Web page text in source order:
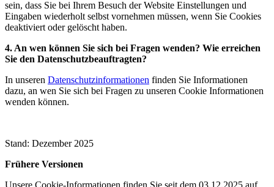
sein, dass Sie bei Ihrem Besuch der Website Einstellungen und
Eingaben wiederholt selbst vornehmen müssen, wenn Sie Cookies
deaktiviert oder gelöscht haben.
4. An wen können Sie sich bei Fragen wenden? Wie erreichen
Sie den Datenschutzbeauftragten?
In unseren Datenschutzinformationen finden Sie Informationen
dazu, an wen Sie sich bei Fragen zu unseren Cookie Informationen
wenden können.
Stand: Dezember 2025
Frühere Versionen